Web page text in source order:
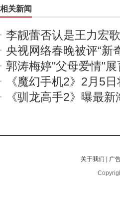
相关新闻
李靓蕾否认是王力宏
央视网络春晚被评“新
郭涛梅婷"父母爱情"
《魔幻手机2》2月5
《驯龙高手2》曝最
关于我们 广